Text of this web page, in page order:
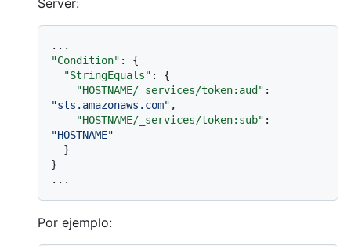
"Condition" :
{
"StringEquals" :
{
"HOSTNAME/_services/token:aud" :
"sts.amazonaws.com" ,
"HOSTNAME/_services/token:sub" :
"HOSTNAME"
}
}
Por ejemplo: